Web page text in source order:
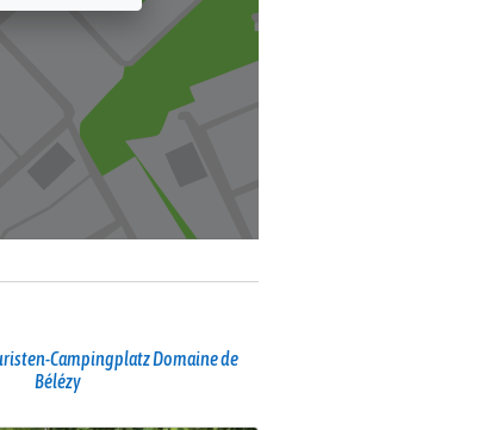
Campingplatz Domaine de
Bélézy